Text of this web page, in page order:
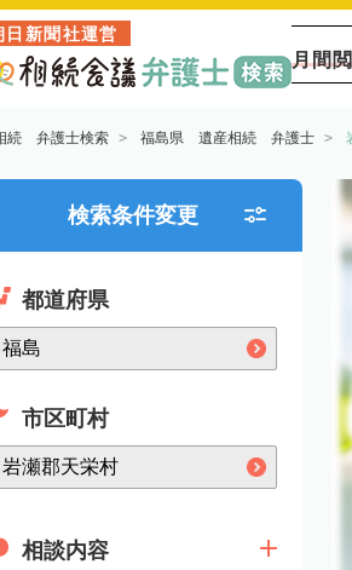
日新聞社運営
月間
続 弁護士検索 福島県 遺産相続 弁護士
検索条件変更
都道府県
市区町村
相談内容